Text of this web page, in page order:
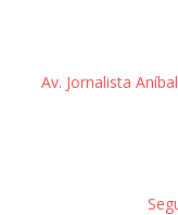
Av. Jornalista